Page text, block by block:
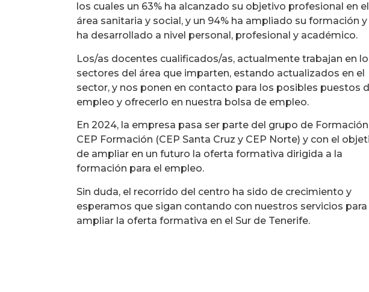
los cuales un 63% ha alcanzado su objetivo profesional en el
área sanitaria y social, y un 94% ha ampliado su formación y
ha desarrollado a nivel personal, profesional y académico.
Los/as docentes cualificados/as, actualmente trabajan en
sectores del área que imparten, estando actualizados en el
sector, y nos ponen en contacto para los posibles puestos
empleo y ofrecerlo en nuestra bolsa de empleo.
En 2024, la empresa pasa ser parte del grupo de Formación
CEP Formación (CEP Santa Cruz y CEP Norte) y con el
de ampliar en un futuro la oferta formativa dirigida a la
formación para el empleo.
Sin duda, el recorrido del centro ha sido de crecimiento y
esperamos que sigan contando con nuestros servicios para
ampliar la oferta formativa en el Sur de Tenerife.